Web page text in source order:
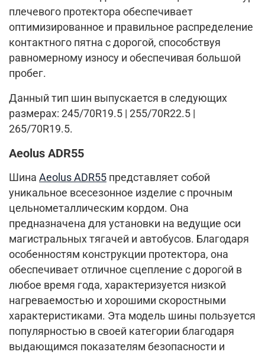
плечевого протектора обеспечивает
оптимизированное и правильное распределение
контактного пятна с дорогой, способствуя
равномерному износу и обеспечивая большой
пробег.
Данный тип шин выпускается в следующих
размерах: 245/70R19.5 | 255/70R22.5 |
265/70R19.5.
Aeolus ADR55
Шина Aeolus ADR55 представляет собой
уникальное всесезонное изделие с прочным
цельнометаллическим кордом. Она
предназначена для установки на ведущие оси
магистральных тягачей и автобусов. Благодаря
особенностям конструкции протектора, она
обеспечивает отличное сцепление с дорогой в
любое время года, характеризуется низкой
нагреваемостью и хорошими скоростными
характеристиками. Эта модель шины пользуется
популярностью в своей категории благодаря
выдающимся показателям безопасности и